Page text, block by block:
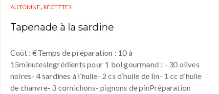
AUTOMNE, RECETTES
Tapenade à la sardine
Coût : €Temps de préparation : 10 à
15minutesIngrédients pour 1 bol gourmand : - 30 olives
noires- 4 sardines à l’huile- 2 cs d’huile de lin- 1 cc d’huile
de chanvre- 3 cornichons- pignons de pinPréparation